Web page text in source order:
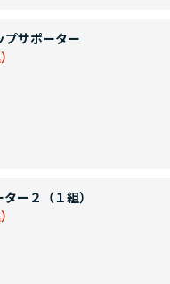
プサポーター
ー２（１組）